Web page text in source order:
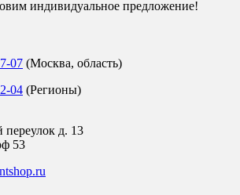
индивидуальное предложение!
07 (Москва, область)
04 (Регионы)
переулок д. 13
53